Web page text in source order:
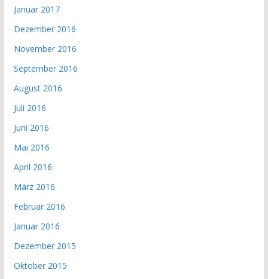
Januar 2017
Dezember 2016
November 2016
September 2016
August 2016
Juli 2016
Juni 2016
Mai 2016
April 2016
März 2016
Februar 2016
Januar 2016
Dezember 2015
Oktober 2015